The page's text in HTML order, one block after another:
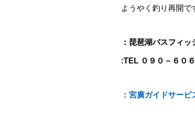
ようやく釣り再開で
：琵琶湖バスフィ
:TEL ０９０－６０
：宮廣ガイドサービ